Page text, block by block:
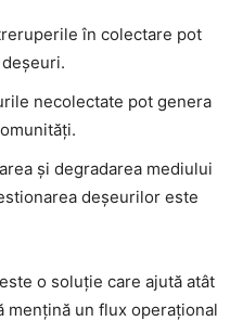
în colectare pot
necolectate pot genera
și degradarea mediului
deșeurilor este
o soluție care ajută atât
un flux operațional